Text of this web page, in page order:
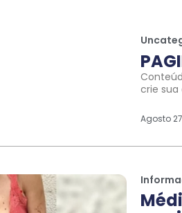
crie sua
Agosto